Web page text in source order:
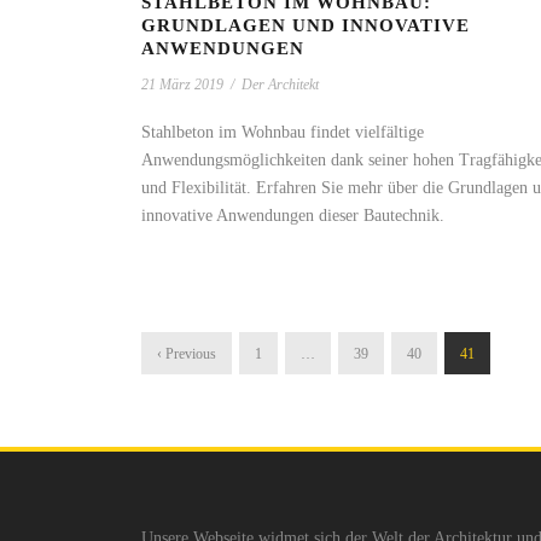
GRUNDLAGEN UND INNOVATIVE
ANWENDUNGEN
21 März 2019 / Der Architekt
Stahlbeton im Wohnbau findet vielfältige
Anwendungsmöglichkeiten dank seiner hohen
und Flexibilität. Erfahren Sie mehr über die Grundlagen
innovative Anwendungen dieser Bautechnik.
‹ Previous 1 … 39 40 41